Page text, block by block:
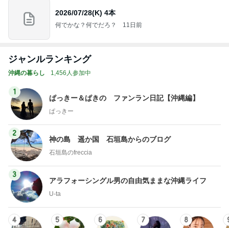
2026/07/28(K) 4本
何でかな？何でだろ？ 11日前
ジャンルランキング
沖縄の暮らし 1,456人参加中
1
ぱっきー＆ぱきの ファンラン日記【沖縄編】
ぱっきー
2
神の島 遥か国 石垣島からのブログ
石垣島のfreccia
3
アラフォーシングル男の自由気ままな沖縄ライフ
U-ta
4 5 6 7 8